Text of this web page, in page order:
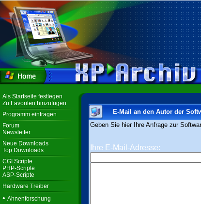
Als Startseite festlegen
Zu Favoriten hinzufügen
Programm eintragen
Forum
Newsletter
Neue Downloads
Top Downloads
CGI Scripte
PHP-Scripte
ASP-Scripte
Hardware Treiber
• Ahnenforschung
E-Mail an den Autor der
Geben Sie hier Ihre Anfrage zur
Ihre E-Mail-Adresse: